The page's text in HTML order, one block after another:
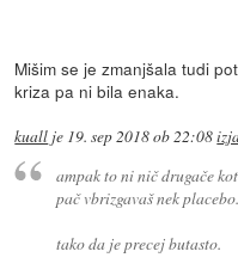
Mišim se je zmanjšala tudi
kriza pa ni bila enaka.
kuall je 19. sep 2018 ob 22:08
ampak to ni nič drugače
pač vbrizgavaš nek placebo.
tako da je precej butasto.